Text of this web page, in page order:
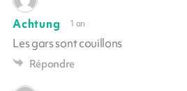
Achtung 1 an
Les gars sont couillons
Répondre